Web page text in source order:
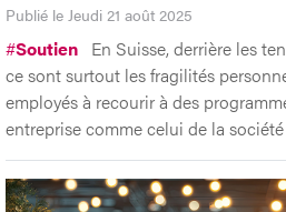
Publié le Jeudi 21 août 2025
#Soutien En Suisse, derrière les
ce sont surtout les fragilités
employés à recourir à des
entreprise comme celui de la